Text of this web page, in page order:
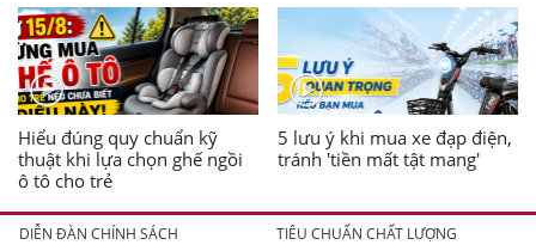
Hiểu đúng quy chuẩn kỹ
thuật khi lựa chọn ghế ngồi
ô tô cho trẻ
5 lưu ý khi mua xe đạp điện,
tránh 'tiền mất tật mang'
DIỄN ĐÀN CHÍNH SÁCH TIÊU CHUẨN CHẤT LƯỢNG